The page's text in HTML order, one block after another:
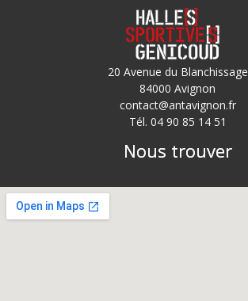
20 Avenue du Blanchissage
84000 Avignon
contact@antavignon.fr
Tél. 04 90 85 14 51
Nous trouver